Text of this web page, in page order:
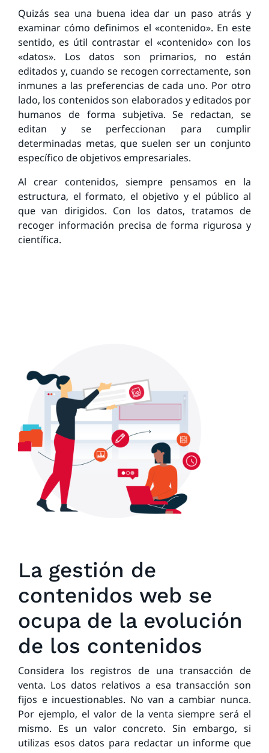
Quizás sea una buena idea dar un paso atrás y
examinar cómo definimos el «contenido». En este
sentido, es útil contrastar el «contenido» con los
«datos». Los datos son primarios, no están
editados y, cuando se recogen correctamente, son
inmunes a las preferencias de cada uno. Por otro
lado, los contenidos son elaborados y editados por
humanos de forma subjetiva. Se redactan, se
editan y se perfeccionan para cumplir
determinadas metas, que suelen ser un conjunto
específico de objetivos empresariales.
Al crear contenidos, siempre pensamos en la
estructura, el formato, el objetivo y el público al
que van dirigidos. Con los datos, tratamos de
recoger información precisa de forma rigurosa y
científica.
La gestión de
contenidos web se
ocupa de la evolución
de los contenidos
Considera los registros de una transacción de
venta. Los datos relativos a esa transacción son
fijos e incuestionables. No van a cambiar nunca.
Por ejemplo, el valor de la venta siempre será el
mismo. Es un valor concreto. Sin embargo, si
utilizas esos datos para redactar un informe que